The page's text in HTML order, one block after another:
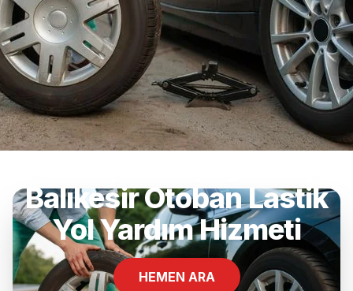
Balıkesir Otoban Lastik
Yol Yardım Hizmeti
HEMEN ARA